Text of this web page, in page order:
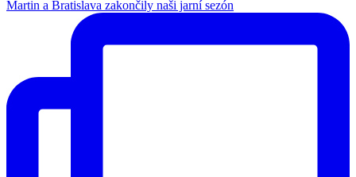
Martin a Bratislava zakončily naši jarní sezón